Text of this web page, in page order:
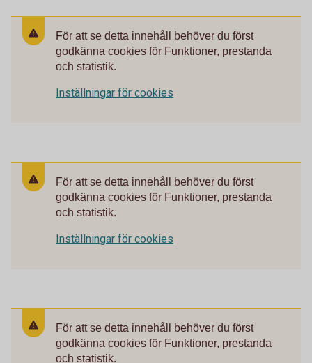
För att se detta innehåll behöver du först
godkänna cookies för Funktioner, prestanda
och statistik.
Inställningar för cookies
För att se detta innehåll behöver du först
godkänna cookies för Funktioner, prestanda
och statistik.
Inställningar för cookies
För att se detta innehåll behöver du först
godkänna cookies för Funktioner, prestanda
och statistik.